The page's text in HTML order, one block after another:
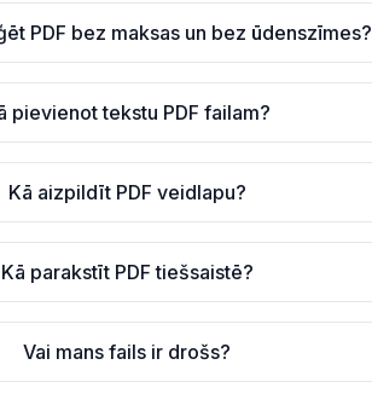
PDF bez maksas un bez ūdenszīmes?
pievienot tekstu PDF failam?
Kā aizpildīt PDF veidlapu?
Kā parakstīt PDF tiešsaistē?
Vai mans fails ir drošs?